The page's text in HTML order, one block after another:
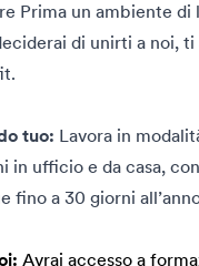
Prima un ambiente di
di unirti a noi,
tuo: Lavora in
in ufficio e da casa,
fino a 30 giorni
Avrai accesso a